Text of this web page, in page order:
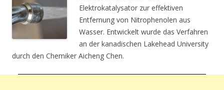
Elektrokatalysator zur effektiven
Entfernung von Nitrophenolen aus
Wasser. Entwickelt wurde das Verfahren
an der kanadischen Lakehead University
durch den Chemiker Aicheng Chen.